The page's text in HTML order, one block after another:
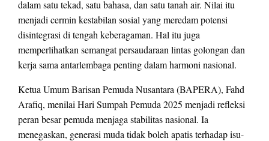
dalam satu tekad, satu bahasa, dan satu tanah air. Nilai itu
menjadi cermin kestabilan sosial yang meredam potensi
disintegrasi di tengah keberagaman. Hal itu juga
memperlihatkan semangat persaudaraan lintas golongan dan
kerja sama antarlembaga penting dalam harmoni nasional.
Ketua Umum Barisan Pemuda Nusantara (BAPERA), Fahd
Arafiq, menilai Hari Sumpah Pemuda 2025 menjadi refleksi
peran besar pemuda menjaga stabilitas nasional. Ia
menegaskan, generasi muda tidak boleh apatis terhadap isu-